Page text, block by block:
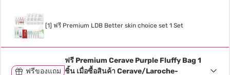
[1] ฟรี Premium LDB Better skin choice set 1 Set
ฟรีของแถม
ฟรี Premium Cerave Purple Fluffy Bag 1
ชิ้น เมื่อซื้อสินค้า Cerave/Laroche-